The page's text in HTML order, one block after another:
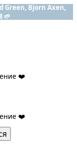
Green, Bjorn Axen,
🌱
❤️
❤️